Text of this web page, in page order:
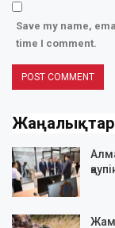
Save my name,
time I comment.
Жаңалықтар